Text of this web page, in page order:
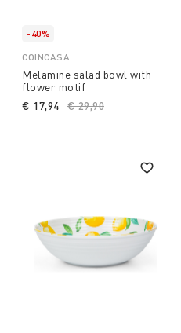
-40%
COINCASA
Melamine salad bowl with
flower motif
Price reduced from
€ 29,90
€ 17,94